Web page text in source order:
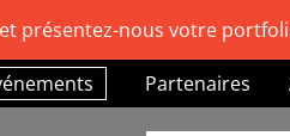
Partenaires
présentez-nous votre